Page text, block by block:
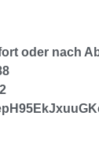
oder nach